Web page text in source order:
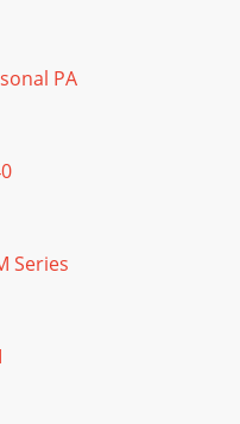
PA
Series